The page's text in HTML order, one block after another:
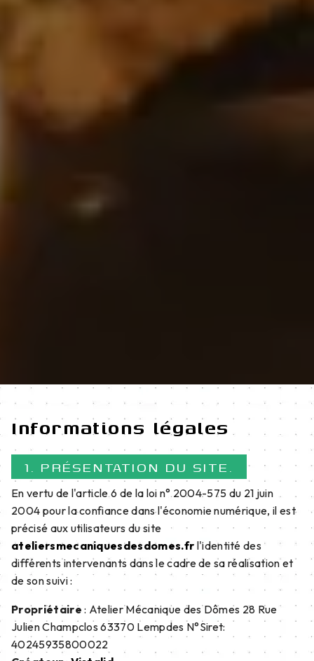
Informations légales
1. PRÉSENTATION DU SITE.
En vertu de l'article 6 de la loi n° 2004-575 du 21 juin
2004 pour la confiance dans l'économie numérique, il est
précisé aux utilisateurs du site
ateliersmecaniquesdesdomes.fr l'identité des
différents intervenants dans le cadre de sa réalisation et
de son suivi :
Propriétaire : Atelier Mécanique des Dômes 28 Rue
Julien Champclos 63370 Lempdes N°Siret:
40245935800022